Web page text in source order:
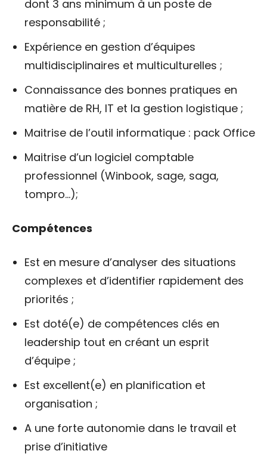
dont 3 ans minimum à un poste de
responsabilité ;
Expérience en gestion d’équipes
multidisciplinaires et multiculturelles ;
Connaissance des bonnes pratiques en
matière de RH, IT et la gestion logistique ;
Maitrise de l’outil informatique : pack Office
Maitrise d’un logiciel comptable
professionnel (Winbook, sage, saga,
tompro…);
Compétences
Est en mesure d’analyser des situations
complexes et d’identifier rapidement des
priorités ;
Est doté(e) de compétences clés en
leadership tout en créant un esprit
d’équipe ;
Est excellent(e) en planification et
organisation ;
A une forte autonomie dans le travail et
prise d’initiative